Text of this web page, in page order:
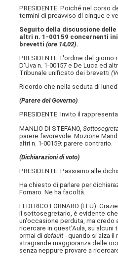
PRESIDENTE. Poiché nel
termini di preavviso di cinque e
Seguito della discussione
altri n. 1-00159 concernenti
brevetti(ore 14,02).
PRESIDENTE. L'ordine del
D'Uva n. 1-00157 e De Luca ed
Tribunale unificato dei brevetti
Ricordo che nella seduta di
(Parere del Governo)
PRESIDENTE. Invito il
MANLIO DI STEFANO,
parere favorevole. Mozione
altri n. 1-00159: parere contrario.
(Dichiarazioni di voto)
PRESIDENTE. Passiamo alle
Ha chiesto di parlare per
Fornaro. Ne ha facoltà.
FEDERICO FORNARO (LEU).
il sottosegretario, è evidente
un'occasione perduta, ma credo
ricercare in quest'Aula, su alcuni
ormai didefault- quando si alza il
stragrande maggioranza delle
senza neppure provare a